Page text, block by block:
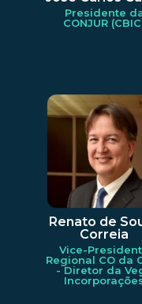
Presidente
CONJUR
Renato de
Correia
Vice-
Regional CO da
- Diretor da